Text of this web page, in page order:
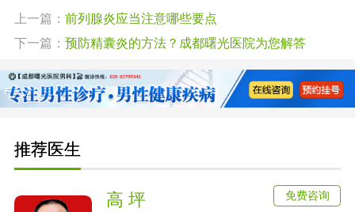
上一篇： 前列腺炎应当注意哪些要点
下一篇： 预防精囊炎的方法？成都曙光医院为您解答
推荐医生
高 坪 免费咨询